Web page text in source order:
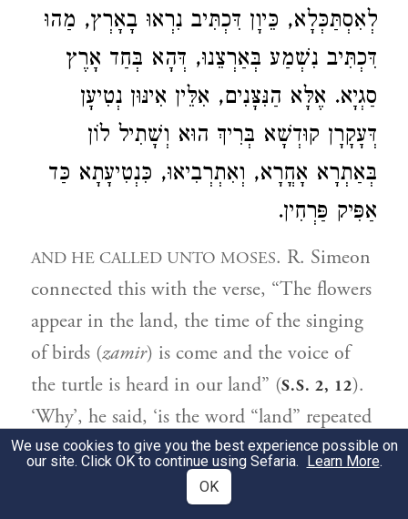
לְאִסְתַּכְּלָא, כֵּיוָן דִּכְתִּיב נִרְאוּ בָאָרְץ, מַהוּ
דִּכְתִּיב נִשְׁמַע בְּאַרְצֵנוּ, דְּהָא בְּחַד אָרֶץ
סַגְיָא. אֶלָּא הַנִּצָּנִים, אִלֵּין אִינּוּן נְטִיעָן
דְּעָקָרָן קוּדְשָׁא בְּרִיךְ הוּא וְשָׁתִיל לוֹן
בְּאַתְרָא אָחֳרָא, וְאִתְרְבִיאוּ, כִּנְטִיעָתָא כַּד
אַפִּיק פַּרְחִין.
AND HE CALLED UNTO MOSES. R. Simeon
connected this with the verse, “The flowers
appear in the land, the time of the singing
of birds (zamir) is come and the voice of
the turtle is heard in our land” (S.S. 2, 12).
‘Why’, he said, ‘is the word “land” repeated
in this verse? The reason is that the
“flowers” here are the “shoots” which God
plucked up and planted in another place,
We use cookies to give you the best experience possible on
our site. Click OK to continue using Sefaria. Learn More.
OK